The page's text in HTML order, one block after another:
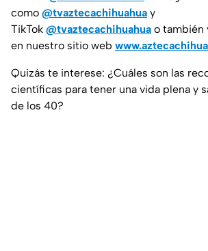
como @tvaztecachihuahua y
TikTok @tvaztecachihuahua o también
en nuestro sitio web
Quizás te interese: ¿Cuáles son las
científicas para tener una vida plena y
de los 40?